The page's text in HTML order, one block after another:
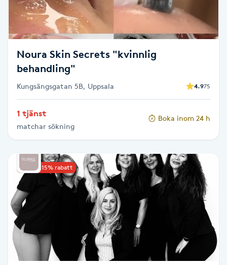
Spa
Spa-manikyr
Spa-pedikyr
Spraytan
Stylist
Sugaring
Svensk massage
Svettbehandling
Noura Skin Secrets "kvinnlig
behandling"
Kungsängsgatan 5B, Uppsala 4.975
1 tjänst
matchar sökning
Boka inom 24 h
Upp till 15% rabatt